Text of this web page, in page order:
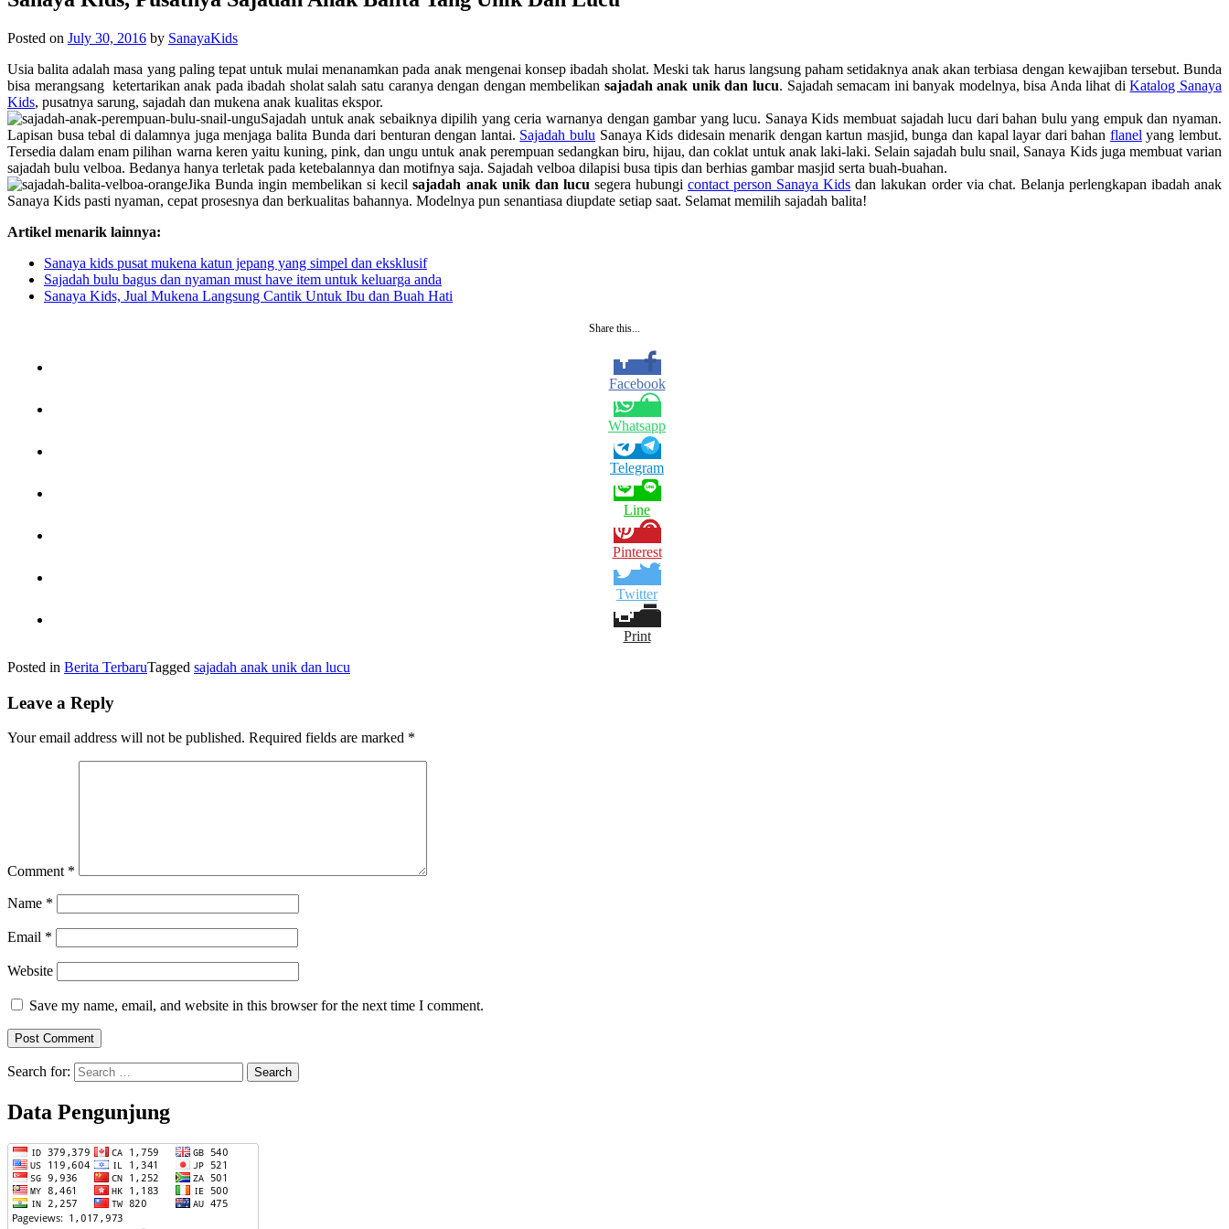
Posted on July 30, 2016 by SanayaKids
Usia balita adalah masa yang paling tepat untuk mulai menanamkan pada anak mengenai konsep ibadah sholat. Meski tak harus langsung paham setidaknya anak akan terbiasa dengan kewajiban tersebut. Bunda
bisa merangsang ketertarikan anak pada ibadah sholat salah satu caranya dengan dengan membelikan sajadah anak unik dan lucu. Sajadah semacam ini banyak modelnya, bisa Anda lihat diKatalog Sanaya
Kids, pusatnya sarung, sajadah dan mukena anak kualitas ekspor.
Sajadah untuk anak sebaiknya dipilih yang ceria warnanya dengan gambar yang lucu. Sanaya Kids membuat sajadah lucu dari bahan bulu yang empuk dan nyaman.
Lapisan busa tebal di dalamnya juga menjaga balita Bunda dari benturan dengan lantai. Sajadah bulu Sanaya Kids didesain menarik dengan kartun masjid, bunga dan kapal layar dari bahan flanel yang lembut.
Tersedia dalam enam pilihan warna keren yaitu kuning, pink, dan ungu untuk anak perempuan sedangkan biru, hijau, dan coklat untuk anak laki-laki. Selain sajadah bulu snail, Sanaya Kids juga membuat varian
sajadah bulu velboa. Bedanya hanya terletak pada ketebalannya dan motifnya saja. Sajadah velboa dilapisi busa tipis dan berhias gambar masjid serta buah-buahan.
Jika Bunda ingin membelikan si kecilsajadah anak unik dan lucu segera hubungicontact person Sanaya Kids dan lakukan order via chat. Belanja perlengkapan ibadah anak
Sanaya Kids pasti nyaman, cepat prosesnya dan berkualitas bahannya. Modelnya pun senantiasa diupdate setiap saat. Selamat memilih sajadah balita!
Artikel menarik lainnya:
Sanaya kids pusat mukena katun jepang yang simpel dan eksklusif
Sajadah bulu bagus dan nyaman must have item untuk keluarga anda
Sanaya Kids, Jual Mukena Langsung Cantik Untuk Ibu dan Buah Hati
Share this...
Facebook
Whatsapp
Telegram
Line
Pinterest
Twitter
Print
Posted in Berita TerbaruTagged sajadah anak unik dan lucu
Leave a Reply
Your email address will not be published. Required fields are marked *
Comment *
Name *
Email *
Website
Save my name, email, and website in this browser for the next time I comment.
Search for:
Data Pengunjung